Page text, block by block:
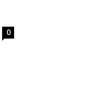
0